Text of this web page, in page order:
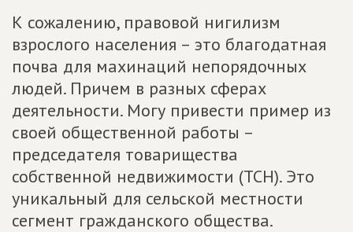
К сожалению, правовой нигилизм
взрослого населения – это благодатная
почва для махинаций непорядочных
людей. Причем в разных сферах
деятельности. Могу привести пример из
своей общественной работы –
председателя товарищества
собственной недвижимости (ТСН). Это
уникальный для сельской местности
сегмент гражданского общества.